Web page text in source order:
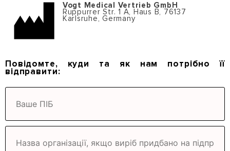
Vogt Medical Vertrieb GmbH
Ruppurrer Str. 1 A, Haus B, 76137
Karlsruhe, Germany
Повідомте, куди та як нам потрібно її
відправити: